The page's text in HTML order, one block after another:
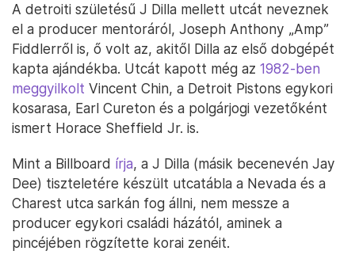
A detroiti születésű J Dilla mellett utcát neveznek
el a producer mentoráról, Joseph Anthony „Amp”
Fiddlerről is, ő volt az, akitől Dilla az első dobgépét
kapta ajándékba. Utcát kapott még az 1982-ben
meggyilkolt Vincent Chin, a Detroit Pistons egykori
kosarasa, Earl Cureton és a polgárjogi vezetőként
ismert Horace Sheffield Jr. is.
Mint a Billboard írja, a J Dilla (másik becenevén Jay
Dee) tiszteletére készült utcatábla a Nevada és a
Charest utca sarkán fog állni, nem messze a
producer egykori családi házától, aminek a
pincéjében rögzítette korai zenéit.